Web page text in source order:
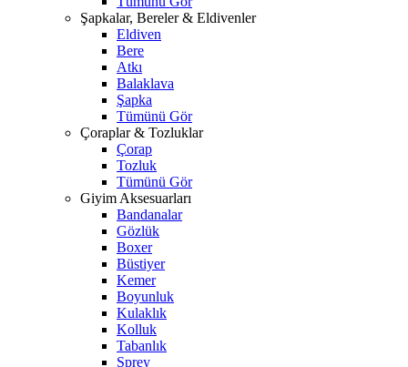
Şapkalar, Bereler & Eldivenler
Eldiven
Bere
Atkı
Balaklava
Şapka
Tümünü Gör
Çoraplar & Tozluklar
Çorap
Tozluk
Tümünü Gör
Giyim Aksesuarları
Bandanalar
Gözlük
Boxer
Büstiyer
Kemer
Boyunluk
Kulaklık
Kolluk
Tabanlık
Sprey